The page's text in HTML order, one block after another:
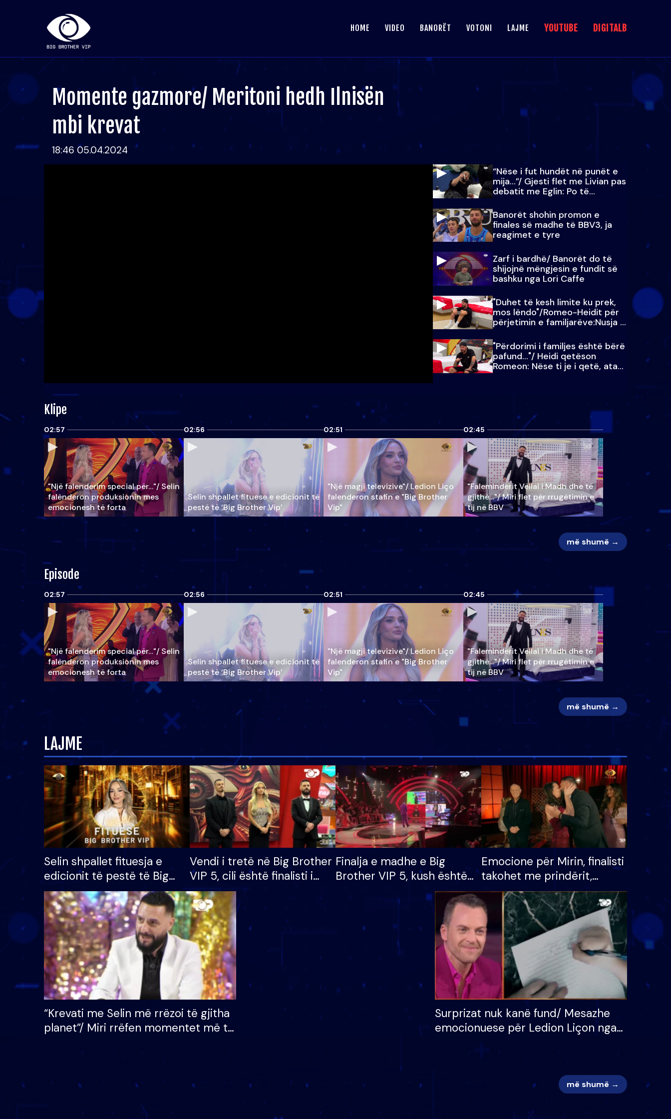
HOME VIDEO BANORËT VOTONI LAJME YOUTUBE DIGITALB
Momente gazmore/ Meritoni hedh Ilnisën
mbi krevat
18:46 05.04.2024
“Nëse i fut hundët në punët e
mija…”/ Gjesti flet me Livian pas
debatit me Eglin: Po të
paralajmëroj
Banorët shohin promon e
finales së madhe të BBV3, ja
reagimet e tyre
Zarf i bardhë/ Banorët do të
shijojnë mëngjesin e fundit së
bashku nga Lori Caffe
"Duhet të kesh limite ku prek,
mos lëndo"/Romeo-Heidit për
përjetimin e familjarëve:Nusja e
Julit…
"Përdorimi i familjes është bërë
pafund…"/ Heidi qetëson
Romeon: Nëse ti je i qetë, ata
qetësohen
Klipe
02:57
"Një falenderim special për…"/ Selin
falënderon produksionin mes
emocionesh të forta
02:56
Selin shpallet fituese e edicionit të
pestë të ‘Big Brother Vip’
02:51
"Një magji televizive"/ Ledion Liço
falenderon stafin e "Big Brother
Vip"
02:45
"Faleminderit Vëllai i Madh dhe të
gjithë…"/ Miri flet për rrugëtimin e
tij në BBV
më shumë →
Episode
02:57
"Një falenderim special për…"/ Selin
falënderon produksionin mes
emocionesh të forta
02:56
Selin shpallet fituese e edicionit të
pestë të ‘Big Brother Vip’
02:51
"Një magji televizive"/ Ledion Liço
falenderon stafin e "Big Brother
Vip"
02:45
"Faleminderit Vëllai i Madh dhe të
gjithë…"/ Miri flet për rrugëtimin e
tij në BBV
më shumë →
LAJME
Selin shpallet fituesja e
edicionit të pestë të Big
Brother VIP, rrëmben
çmimin e madh prej 100
mijë eurosh
Vendi i tretë në Big Brother
VIP 5, cili është finalisti i
radhës që lë shtëpinë
Finalja e madhe e Big
Brother VIP 5, kush është
banori i parë që lë shtëpinë
dhe humb mundësinë për
të fituar çmimin e madh
Emocione për Mirin, finalisti
takohet me prindërit,
vajzën dhe bashkëshorten:
S’kemi ndonjë letër divorci
apo jo?
“Krevati me Selin më rrëzoi të gjitha
planet”/ Miri rrëfen momentet më të
mungojë zilja e mëngjesit kur…
Surprizat nuk kanë fund/ Mesazhe
emocionuese për Ledion Liçon nga
më shumë →